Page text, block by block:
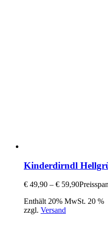
Kinderdirndl
€ 49,90 – € 59,90
Enthält 20% MwSt. 20 %
zzgl. Versand